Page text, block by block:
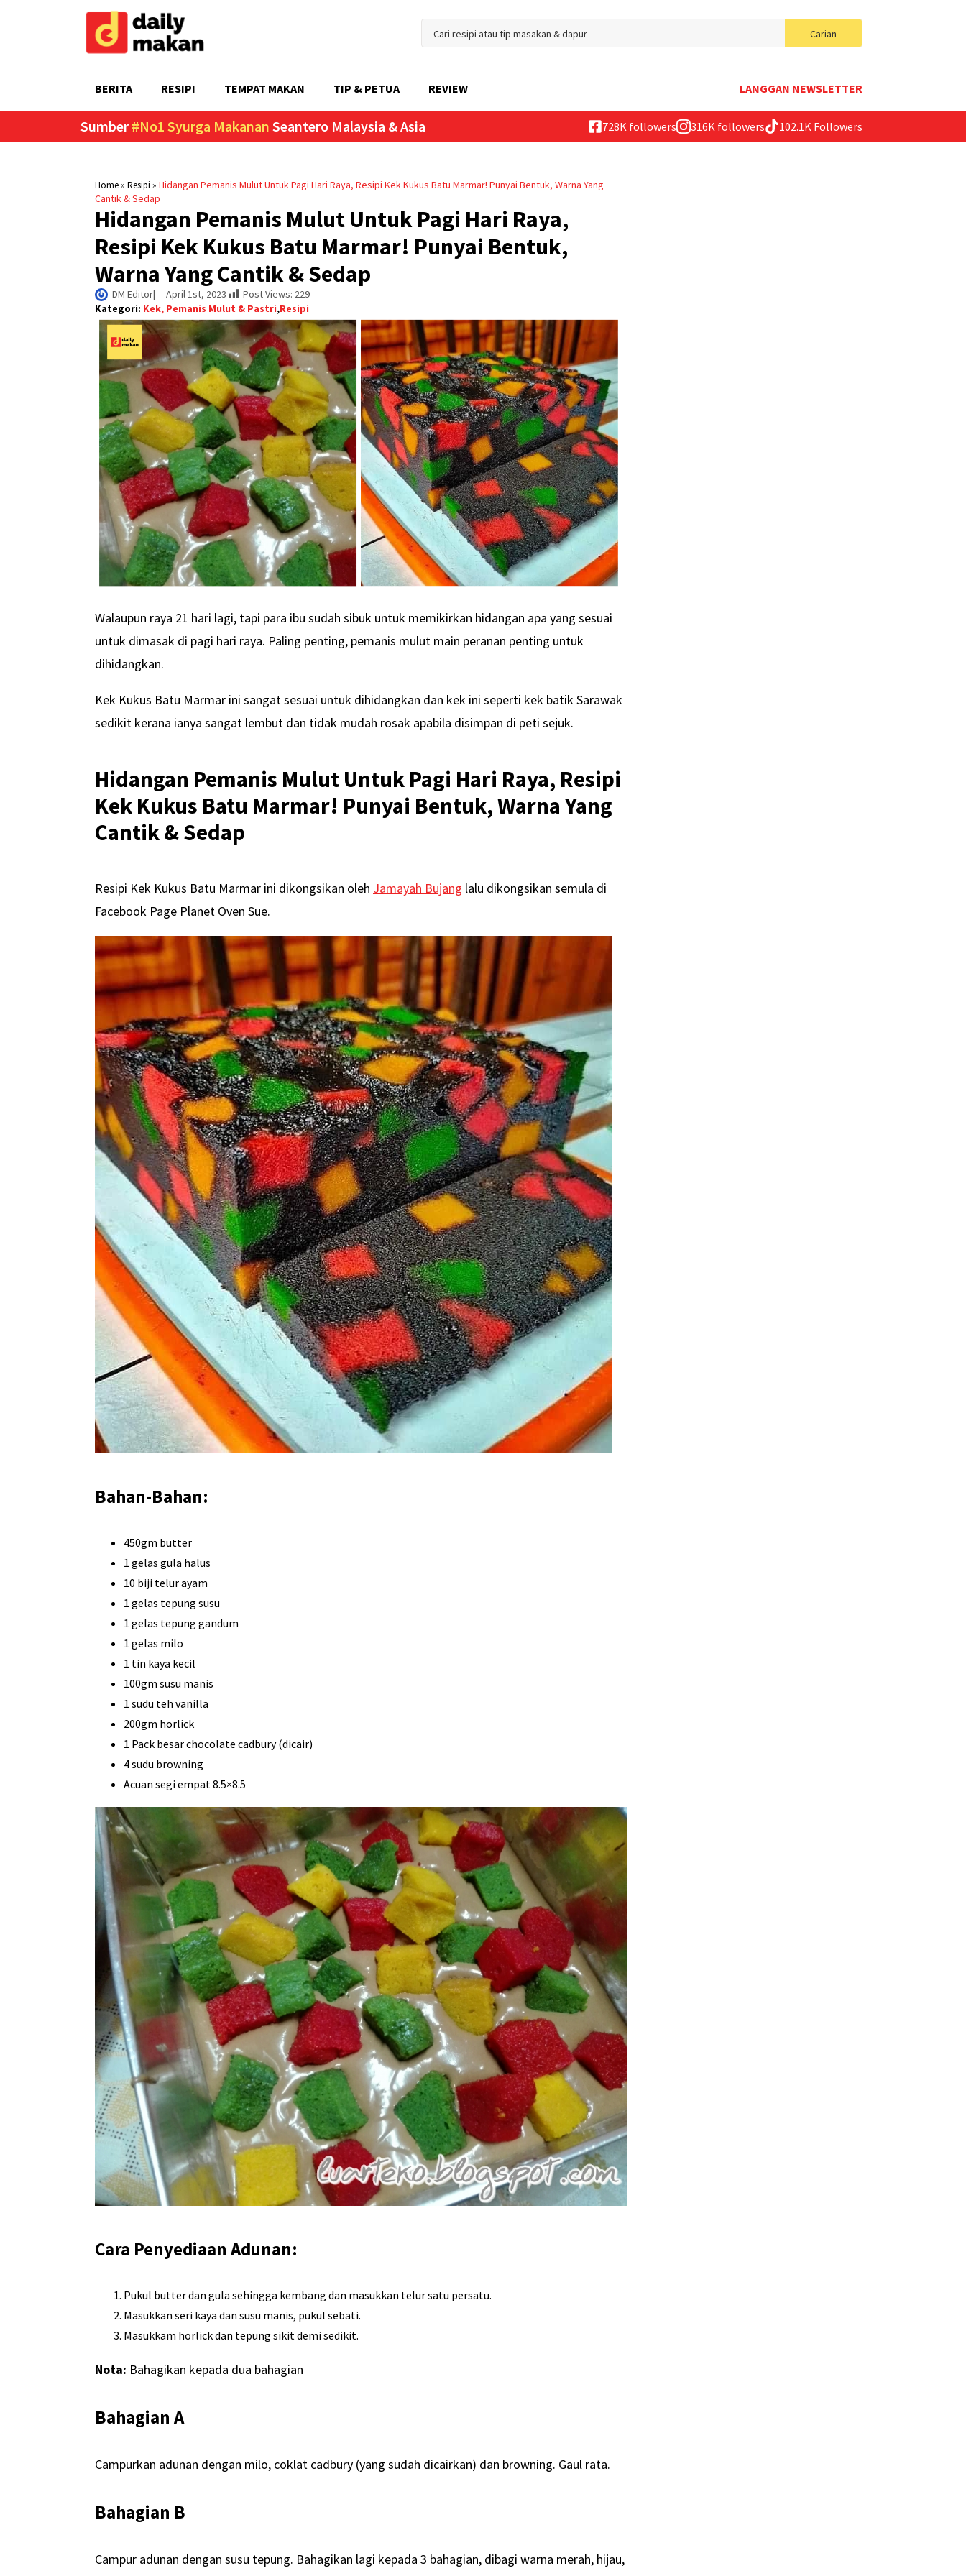
Carian
for:
BERITA RESIPI TEMPAT MAKAN TIP & PETUA REVIEW LANGGAN NEWSLETTER
Sumber #No1 Syurga Makanan Seantero Malaysia & Asia 728K followers 316K followers 102.1K Followers
Home» Resipi » Hidangan Pemanis Mulut Untuk Pagi Hari Raya, Resipi Kek Kukus Batu Marmar! Punyai Bentuk, Warna Yang
Cantik & Sedap
Hidangan Pemanis Mulut Untuk Pagi Hari Raya,
Resipi Kek Kukus Batu Marmar! Punyai Bentuk,
Warna Yang Cantik & Sedap
DM Editor| April 1st, 2023 Post Views: 229
Kategori: Kek, Pemanis Mulut & Pastri,Resipi
Walaupun raya 21 hari lagi, tapi para ibu sudah sibuk untuk memikirkan hidangan apa yang sesuai
untuk dimasak di pagi hari raya. Paling penting, pemanis mulut main peranan penting untuk
dihidangkan.
Kek Kukus Batu Marmar ini sangat sesuai untuk dihidangkan dan kek ini seperti kek batik Sarawak
sedikit kerana ianya sangat lembut dan tidak mudah rosak apabila disimpan di peti sejuk.
Hidangan Pemanis Mulut Untuk Pagi Hari Raya, Resipi
Kek Kukus Batu Marmar! Punyai Bentuk, Warna Yang
Cantik & Sedap
Resipi Kek Kukus Batu Marmar ini dikongsikan oleh Jamayah Bujang lalu dikongsikan semula di
Facebook Page Planet Oven Sue.
Bahan-Bahan:
450gm butter
1 gelas gula halus
10 biji telur ayam
1 gelas tepung susu
1 gelas tepung gandum
1 gelas milo
1 tin kaya kecil
100gm susu manis
1 sudu teh vanilla
200gm horlick
1 Pack besar chocolate cadbury (dicair)
4 sudu browning
Acuan segi empat 8.5×8.5
Cara Penyediaan Adunan:
Pukul butter dan gula sehingga kembang dan masukkan telur satu persatu.
Masukkan seri kaya dan susu manis, pukul sebati.
Masukkam horlick dan tepung sikit demi sedikit.
Nota: Bahagikan kepada dua bahagian
Bahagian A
Campurkan adunan dengan milo, coklat cadbury (yang sudah dicairkan) dan browning. Gaul rata.
Bahagian B
Campur adunan dengan susu tepung. Bahagikan lagi kepada 3 bahagian, dibagi warna merah, hijau,